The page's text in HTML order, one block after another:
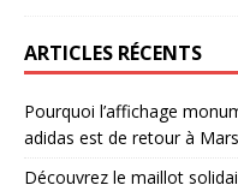
ARTICLES RÉCENTS
Pourquoi l’affichage
adidas est de retour à
Découvrez le maillot